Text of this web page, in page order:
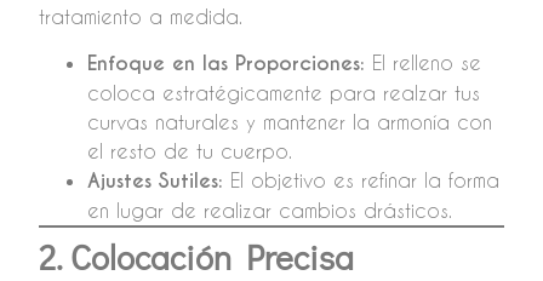
tratamiento a medida.
Enfoque en las Proporciones: El relleno se
coloca estratégicamente para realzar tus
curvas naturales y mantener la armonía con
el resto de tu cuerpo.
Ajustes Sutiles: El objetivo es refinar la forma
en lugar de realizar cambios drásticos.
2. Colocación Precisa